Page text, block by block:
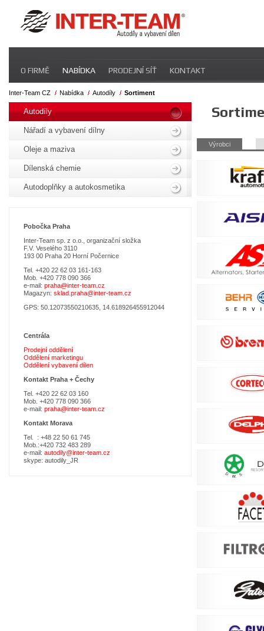
Přeskočit
navigaci
O FIRMĚ NABÍDKA PRODEJNÍ SÍŤ KONTAKT
Inter-Team CZ Nabídka Autodíly Sortiment
Přeskočit
navigaci
Výrobci
Přeskočit
navigaci
Autodíly
Nářadí a vybavení dílny
Oleje a maziva
Dílenská chemie
Autodoplňky a autokosmetika
Pobočka Praha
Inter-Team sp. z o.o., organizační složka
F.V. Veselého 3110
193 00 Praha 20 Horní Počernice
Tel. +420 22 62 03 161-163
Mob. +420 778 090 366
e-mail: praha@inter-team.cz
Magazyn: sklad.praha@inter-team.cz
GPS: 50.12073550210635, 14.618926455912044
Centrála
Prodejní oddělení
Oddělení marketingu
Oddělení vybavení dílen
Kontakt Praha + Čechy
Tel. +420 22 62 03 160
Mob. +420 778 090 366
e-mail: praha@inter-team.cz
Kontakt Morava
Tel. : +48 22 50 61 745
Mob.:+420 732 483 289
e-mail: autodily@inter-team.cz
skype: autodily_JR